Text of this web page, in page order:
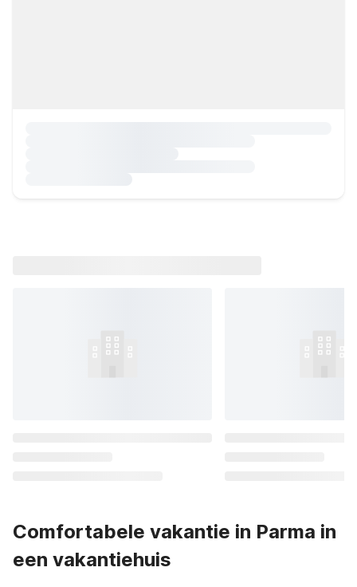
Comfortabele vakantie in Parma in
een vakantiehuis